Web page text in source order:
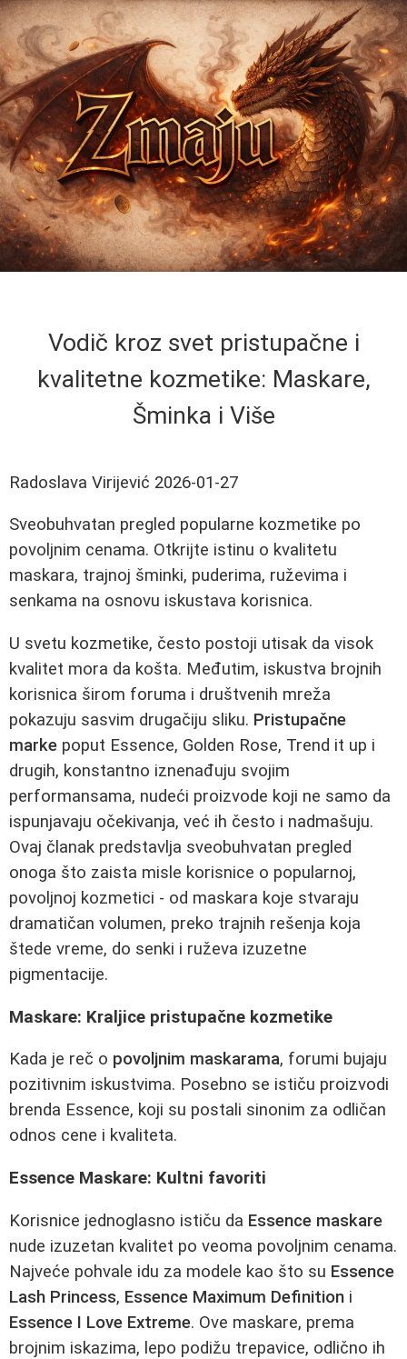
Vodič kroz svet pristupačne i
kvalitetne kozmetike: Maskare,
Šminka i Više
Radoslava Virijević 2026-01-27
Sveobuhvatan pregled popularne kozmetike po
povoljnim cenama. Otkrijte istinu o kvalitetu
maskara, trajnoj šminki, puderima, ruževima i
senkama na osnovu iskustava korisnica.
U svetu kozmetike, često postoji utisak da visok
kvalitet mora da košta. Međutim, iskustva brojnih
korisnica širom foruma i društvenih mreža
pokazuju sasvim drugačiju sliku. Pristupačne
marke poput Essence, Golden Rose, Trend it up i
drugih, konstantno iznenađuju svojim
performansama, nudeći proizvode koji ne samo da
ispunjavaju očekivanja, već ih često i nadmašuju.
Ovaj članak predstavlja sveobuhvatan pregled
onoga što zaista misle korisnice o popularnoj,
povoljnoj kozmetici - od maskara koje stvaraju
dramatičan volumen, preko trajnih rešenja koja
štede vreme, do senki i ruževa izuzetne
pigmentacije.
Maskare: Kraljice pristupačne kozmetike
Kada je reč o povoljnim maskarama, forumi bujaju
pozitivnim iskustvima. Posebno se ističu proizvodi
brenda Essence, koji su postali sinonim za odličan
odnos cene i kvaliteta.
Essence Maskare: Kultni favoriti
Korisnice jednoglasno ističu da Essence maskare
nude izuzetan kvalitet po veoma povoljnim cenama.
Najveće pohvale idu za modele kao što su Essence
Lash Princess, Essence Maximum Definition i
Essence I Love Extreme. Ove maskare, prema
brojnim iskazima, lepo podižu trepavice, odlično ih